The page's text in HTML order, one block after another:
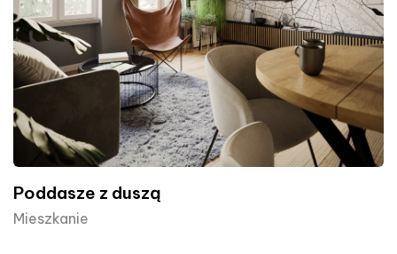
Poddasze z duszą
Mieszkanie